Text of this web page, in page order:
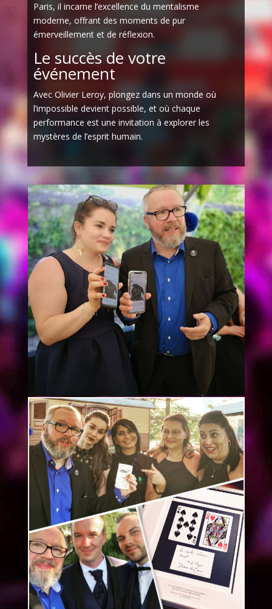
Paris, il incarne l’excellence du mentalisme
moderne, offrant des moments de pur
émerveillement et de réflexion.
Le succès de votre
événement
Avec Olivier Leroy, plongez dans un monde où
l’impossible devient possible, et où chaque
performance est une invitation à explorer les
mystères de l’esprit humain.